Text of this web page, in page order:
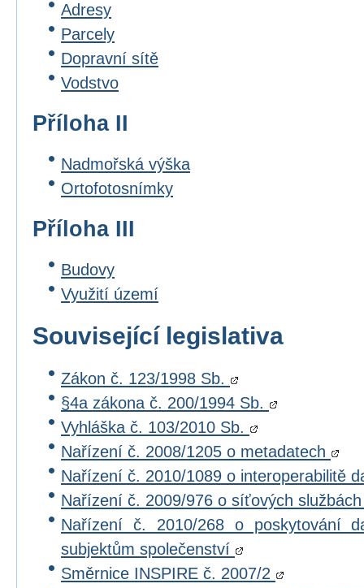
Adresy
Parcely
Dopravní sítě
Vodstvo
Příloha II
Nadmořská výška
Ortofotosnímky
Příloha III
Budovy
Využití území
Související legislativa
Zákon č. 123/1998 Sb.
§4a zákona č. 200/1994 Sb.
Vyhláška č. 103/2010 Sb.
Nařízení č. 2008/1205 o metadatech
Nařízení č. 2010/1089 o interoperabilitě
Nařízení č. 2009/976 o síťových
Nařízení č. 2010/268 o poskytování
subjektům společenství
Směrnice INSPIRE č. 2007/2